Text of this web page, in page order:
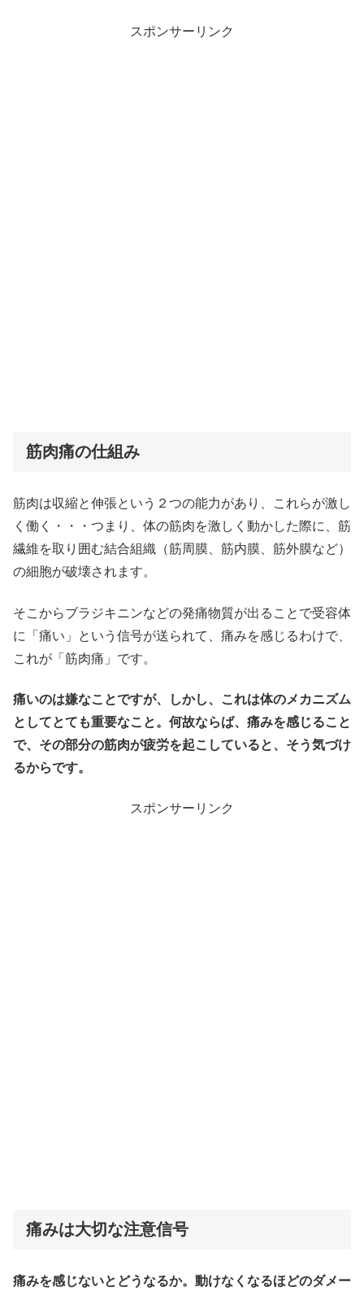
スポンサーリンク
筋肉痛の仕組み
筋肉は収縮と伸張という２つの能力があり、これらが激し
く働く・・・つまり、体の筋肉を激しく動かした際に、筋
繊維を取り囲む結合組織（筋周膜、筋内膜、筋外膜など）
の細胞が破壊されます。
そこからブラジキニンなどの発痛物質が出ることで受容体
に「痛い」という信号が送られて、痛みを感じるわけで、
これが「筋肉痛」です。
痛いのは嫌なことですが、しかし、これは体のメカニズム
としてとても重要なこと。何故ならば、痛みを感じること
で、その部分の筋肉が疲労を起こしていると、そう気づけ
るからです。
スポンサーリンク
痛みは大切な注意信号
痛みを感じないとどうなるか。動けなくなるほどのダメー